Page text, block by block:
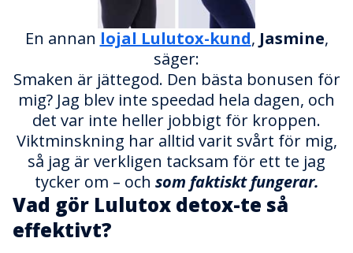
En annan lojal Lulutox-kund, Jasmine,
säger:
Smaken är jättegod. Den bästa bonusen för
mig? Jag blev inte speedad hela dagen, och
det var inte heller jobbigt för kroppen.
Viktminskning har alltid varit svårt för mig,
så jag är verkligen tacksam för ett te jag
tycker om – och som faktiskt fungerar.
Vad gör Lulutox detox-te så
effektivt?